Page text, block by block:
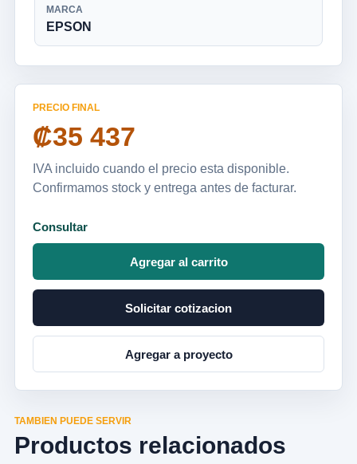
MARCA
EPSON
PRECIO FINAL
₡35 437
IVA incluido cuando el precio esta disponible.
Confirmamos stock y entrega antes de facturar.
Consultar
Agregar al carrito
Solicitar cotizacion
Agregar a proyecto
TAMBIEN PUEDE SERVIR
Productos relacionados